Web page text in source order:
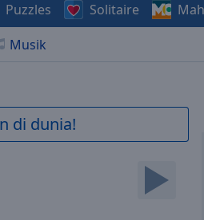
Musik
Puzzles Solitaire
di dunia!